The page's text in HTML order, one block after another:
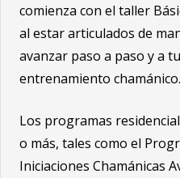
comienza con el taller
al estar articulados de
avanzar paso a paso y a
entrenamiento chamánico.
Los programas
o más, tales como el
Iniciaciones Chamánicas